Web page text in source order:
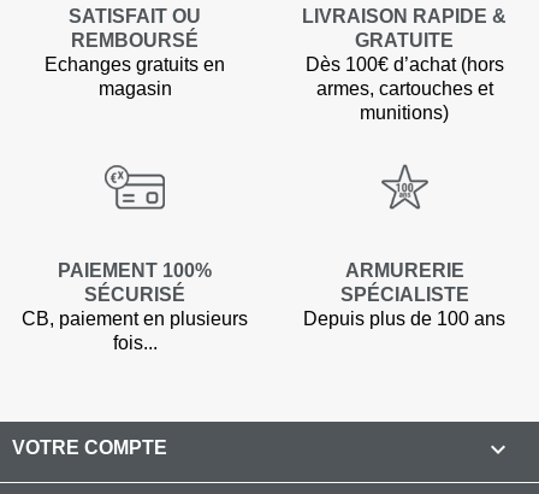
SATISFAIT OU
REMBOURSÉ
Echanges gratuits en
magasin
LIVRAISON RAPIDE &
GRATUITE
Dès 100€ d’achat (hors
armes, cartouches et
munitions)
PAIEMENT 100%
SÉCURISÉ
CB, paiement en plusieurs
fois...
ARMURERIE
SPÉCIALISTE
Depuis plus de 100 ans
VOTRE COMPTE 